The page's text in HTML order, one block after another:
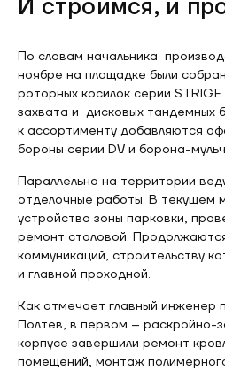
И строимся, и
По словам начальника
ноябре на площадке были
роторных косилок серии
захвата и дисковых тандемных
к ассортименту добавляются
бороны серии DV и борона-
Параллельно на территории
отделочные работы. В текущем
устройство зоны парковки,
ремонт столовой.
коммуникаций, строительству
и главной проходной.
Как отмечает главный инженер
Полтев, в первом – раскройно-
корпусе завершили ремонт
помещений, монтаж